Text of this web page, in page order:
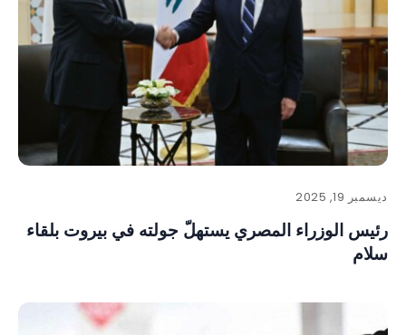
ديسمبر 19, 2025
رئيس الوزراء المصري يستهلّ جولته في بيروت بلقاء
سلام